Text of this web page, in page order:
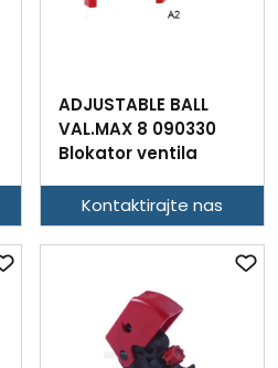
ADJUSTABLE BALL
VAL.MAX 8 090330
Blokator ventila
Kontaktirajte nas